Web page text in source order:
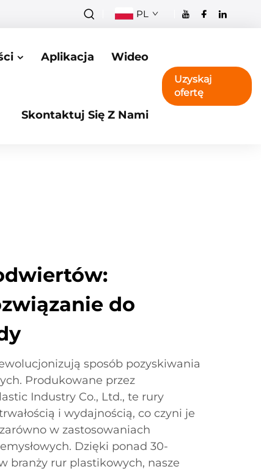
PL
Aplikacja Wideo
Skontaktuj Się Z Nami
Uzyskaj
ofertę
do
sposób pozyskiwania
Produkowane przez
Industry Co., Ltd., te rury
i wydajnością, co czyni je
w zastosowaniach
Dzięki ponad 30-
branży rur plastikowych, nasze